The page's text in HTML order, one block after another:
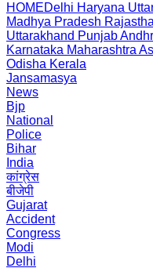
HOMEDelhi Haryana
Madhya Pradesh
Uttarakhand Punjab
Karnataka Maharashtra
Odisha Kerala
Jansamasya
News
Bjp
National
Police
Bihar
India
कांग्रेस
बीजेपी
Gujarat
Accident
Congress
Modi
Delhi